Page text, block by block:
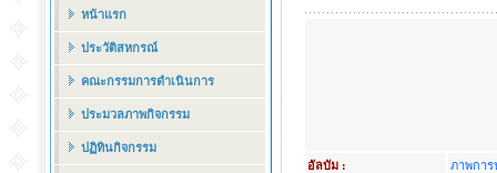
หน้าแรก
ประวัติสหกรณ์
คณะกรรมการดำเนินการ
ประมวลภาพกิจกรรม
ปฏิทินกิจกรรม
อัลบัม :
ภาพกา